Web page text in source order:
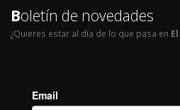
Boletín de novedades
¿Quieres estar al día de lo que pasa en